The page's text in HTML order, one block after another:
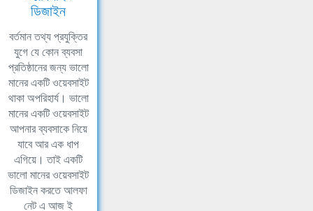
ডিজাইন
বর্তমান তথ্য প্রযুক্তির
যুগে যে কোন ব্যবসা
প্রতিষ্ঠানের জন্য ভালো
মানের একটি ওয়েবসাইট
থাকা অপরিহার্য। ভালো
মানের একটি ওয়েবসাইট
আপনার ব্যবসাকে নিয়ে
যাবে আর এক ধাপ
এগিয়ে। তাই একটি
ভালো মানের ওয়েবসাইট
ডিজাইন করতে আলফা
নেট এ আজ ই